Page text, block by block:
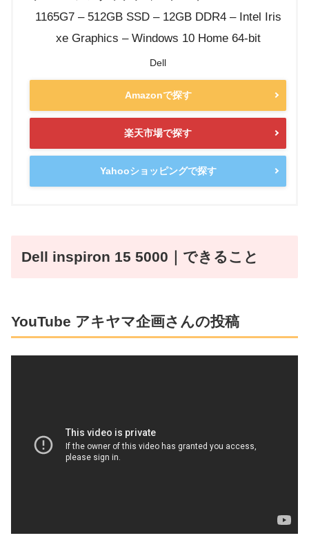
1165G7 – 512GB SSD – 12GB DDR4 – Intel Iris
xe Graphics – Windows 10 Home 64-bit
Dell
Amazonで探す
楽天市場で探す
Yahooショッピングで探す
Dell inspiron 15 5000｜できること
YouTube アキヤマ企画さんの投稿